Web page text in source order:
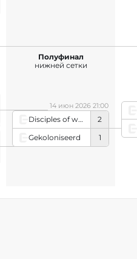
Disciples of wosmphocles
2
Gekoloniseerd
1
14 июн 2026 21:00
Полуфинал
нижней сетки